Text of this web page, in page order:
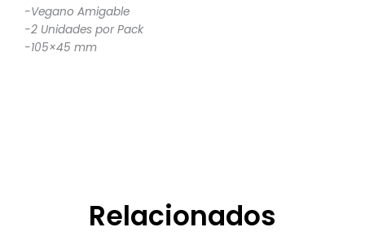
-Vegano Amigable
-2 Unidades por Pack
-105×45 mm
Relacionados